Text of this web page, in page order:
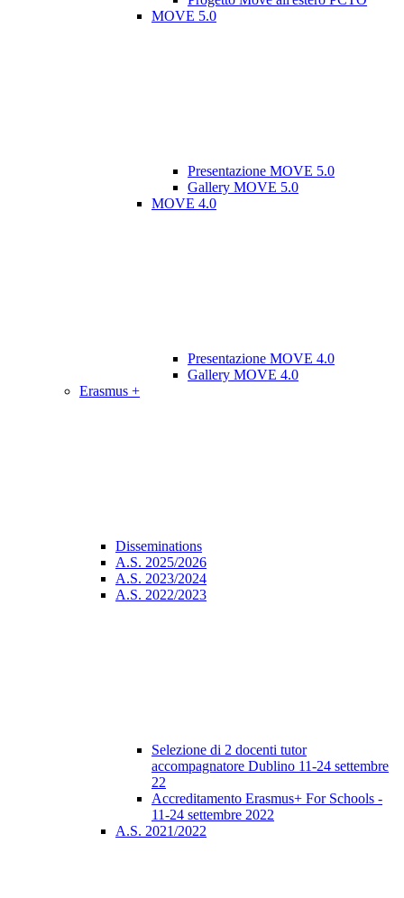
MOVE 5.0
Presentazione MOVE 5.0
Gallery MOVE 5.0
MOVE 4.0
Presentazione MOVE 4.0
Gallery MOVE 4.0
Erasmus +
Disseminations
A.S. 2025/2026
A.S. 2023/2024
A.S. 2022/2023
Selezione di 2 docenti tutor
accompagnatore Dublino 11-24 settembre
22
Accreditamento Erasmus+ For Schools -
11-24 settembre 2022
A.S. 2021/2022